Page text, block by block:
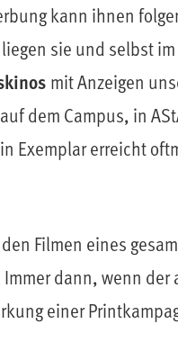
kann ihnen
sie und selbst
mit Anzeigen
dem Campus, in
Exemplar erreicht
Filmen eines
dann, wenn
einer